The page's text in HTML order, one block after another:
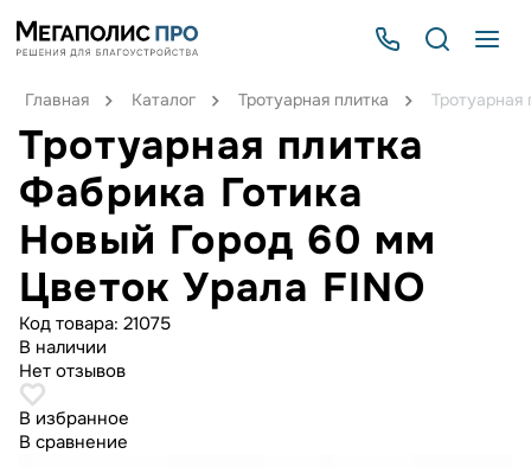
Главная Каталог Тротуарная плитка
Тротуарная плитка
Фабрика Готика
Новый Город 60 мм
Цветок Урала FINO
Код товара: 21075
В наличии
Нет отзывов
В избранное
В сравнение